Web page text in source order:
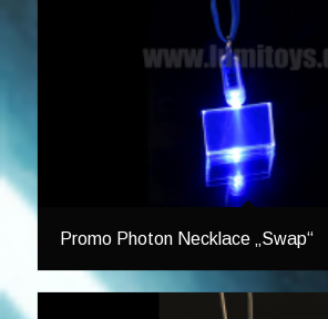
Promo Photon Necklace „Swap“